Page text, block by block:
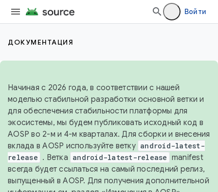
Войти
ДОКУМЕНТАЦИЯ
Начиная с 2026 года, в соответствии с нашей
моделью стабильной разработки основной ветки и
для обеспечения стабильности платформы для
экосистемы, мы будем публиковать исходный код в
AOSP во 2-м и 4-м кварталах. Для сборки и внесения
вклада в AOSP используйте ветку android-latest-
release . Ветка android-latest-release manifest
всегда будет ссылаться на самый последний релиз,
выпущенный в AOSP. Для получения дополнительной